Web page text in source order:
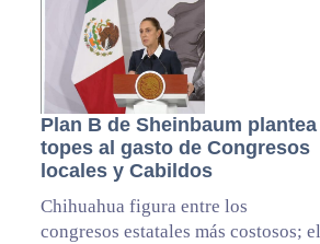
Plan B de Sheinbaum plantea
topes al gasto de Congresos
locales y Cabildos
Chihuahua figura entre los
congresos estatales más costosos; el